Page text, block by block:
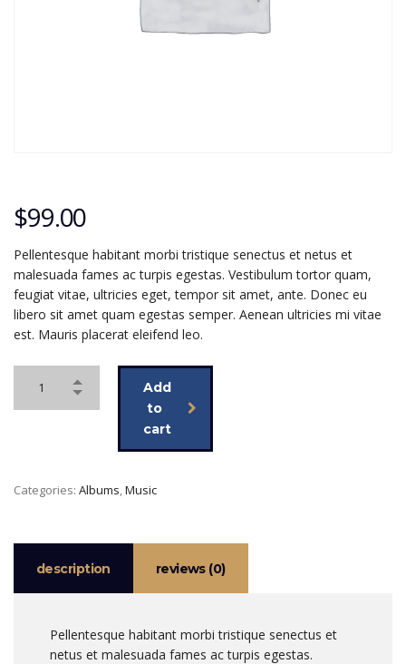
$99.00
Pellentesque habitant morbi tristique senectus et netus et
malesuada fames ac turpis egestas. Vestibulum tortor quam,
feugiat vitae, ultricies eget, tempor sit amet, ante. Donec eu
libero sit amet quam egestas semper. Aenean ultricies mi vitae
est. Mauris placerat eleifend leo.
Add
to
cart
Categories: Albums,Music
description reviews (0)
Pellentesque habitant morbi tristique senectus et
netus et malesuada fames ac turpis egestas.